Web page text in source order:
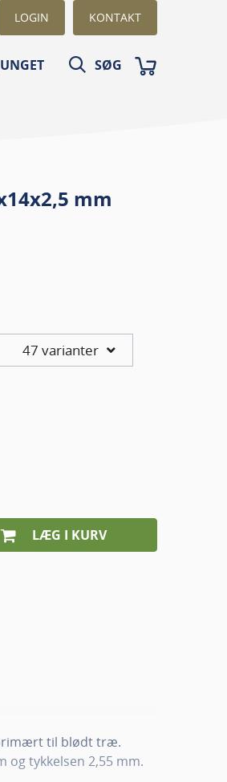
LOGIN KONTAKT
SØG
mm
47 varianter
LÆG I KURV
til blødt træ.
og tykkelsen 2,55 mm.